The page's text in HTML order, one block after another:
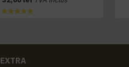
EXTRA